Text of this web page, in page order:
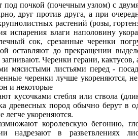
под почкой (почечным узлом) с
друг против друга, а при
растений (розы,
испарения влаги наполовину
сок, срезанные черенки
оставляют до прекращении
Черенки герани, кактусов,
мясистыми листьями перед -
черенки лучше укореняются,
и некоторые
кусочками стебля или ствола
древесных пород обычно берут в
легче укореняются.
королевскую бегонию,
надрезают в разветвлениях